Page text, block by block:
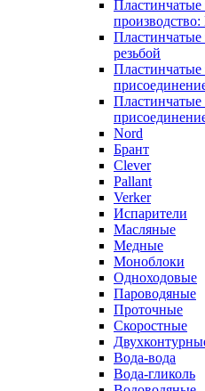
резьбой
Пластинчатые
Nord
Брант
Clever
Pallant
Verker
Испарители
Масляные
Медные
Моноблоки
Одноходовые
Пароводяные
Проточные
Скоростные
Вода-вода
Вода-гликоль